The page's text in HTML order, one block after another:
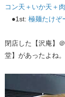
コン天＋いか天＋
●1st: 極麺たけぞ
閉店した【沢庵】
堂】があったよね。